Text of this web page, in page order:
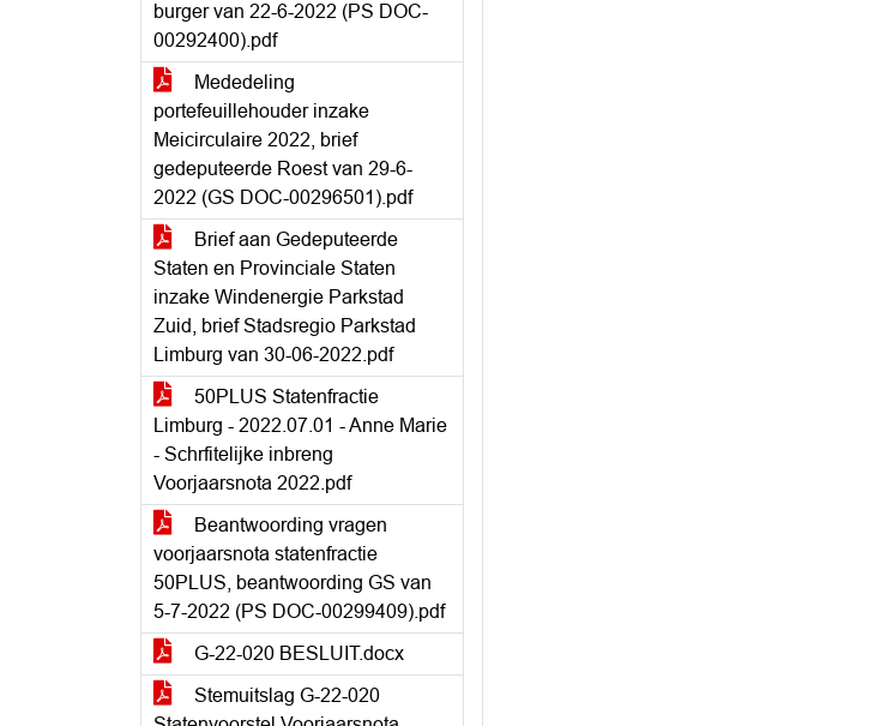
burger van 22-6-2022 (PS DOC-
00292400).pdf
Mededeling
portefeuillehouder inzake
Meicirculaire 2022, brief
gedeputeerde Roest van 29-6-
2022 (GS DOC-00296501).pdf
Brief aan Gedeputeerde
Staten en Provinciale Staten
inzake Windenergie Parkstad
Zuid, brief Stadsregio Parkstad
Limburg van 30-06-2022.pdf
50PLUS Statenfractie
Limburg - 2022.07.01 - Anne Marie
- Schrfitelijke inbreng
Voorjaarsnota 2022.pdf
Beantwoording vragen
voorjaarsnota statenfractie
50PLUS, beantwoording GS van
5-7-2022 (PS DOC-00299409).pdf
G-22-020 BESLUIT.docx
Stemuitslag G-22-020